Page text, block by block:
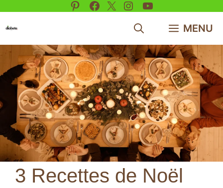
Pinterest
Facebook
X Instagram
YouTube
MENU
3 Recettes de Noël